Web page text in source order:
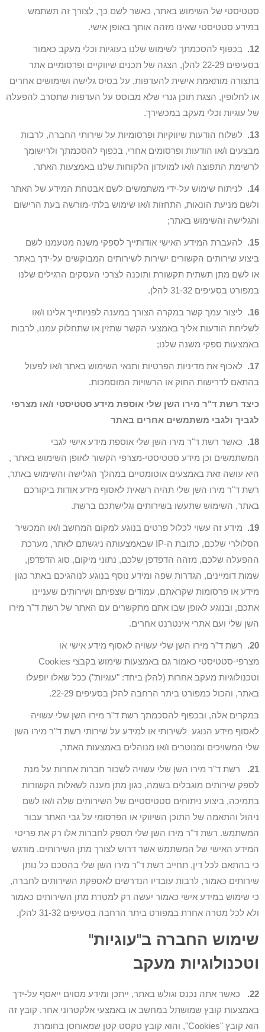
סטטיסטי של השימוש באתר, כאשר לשם כך, לצורך זה תשתמש
במידע סטטיסטי שאינו מזהה אותך באופן אישי.
12.
בכפוף להסכמתך לשימוש שלנו בעוגיות וכלי מעקב כאמור
בסעיפים 22-29 להלן, הצגה של תכנים שיווקיים ופרסומיים אתר
בתצורה מותאמת אישית להעדפות, על בסיס גלישה ושימושים אחרים
או לחלופין, הצגת תוכן גנרי שלא מבוסס על העדפות שתסרב להפעלה
של עוגיות וכלי מעקב במכשירך.
13.
לשלוח הודעות שיווקיות ופרסומיות על שירותי החברה, לרבות
מבצעים ו/או הודעות ופרסומים אחרי, בכפוף להסכמתך ולרישומך
לרשימת התפוצה ו/או למועדון הלקוחות שלנו באמצעות האתר.
14.
לניתוח שימוש על-ידי משתמשים לשם אבטחת המידע של האתר
ולשם מניעת הונאות, התחזות ו/או שימוש בלתי-מורשה בעת הרישום
והגלישה והשימוש באתר;
15.
להעברת המידע האישי אודותייך לספקי משנה מטעמנו לשם
ביצוע שירותים הקשורים ישירות לשירותים המבוקשים על-ידך באתר
או לשם מתן תשתית תקשורת ותוכנה לצרכי העסקים הרגילים שלנו
במפורט בסעיפים 31-32 להלן.
16.
ליצור עמך קשר במקרה הצורך במענה לפניותייך אלינו ו/או
לשליחת הודעות אליך באמצעי הקשר שתזין או שתחלוק עמנו, לרבות
באמצעות ספקי משנה שלנו;
17.
לאכוף את מדיניות הפרטיות ותנאי השימוש באתר ו/או לפעול
בהתאם לדרישות החוק או הרשויות המוסמכות.
כיצד רשת ד"ר מירו השן שלי אוספת מידע סטטיסטי ו/או מצרפי
לגביך ולגבי משתמשים אחרים באתר
18.
כאשר רשת ד"ר מירו השן שלי אוספת מידע אישי לגבי
המשתמשים וכן מידע סטטיסטי-מצרפי הקשור לאופן השימוש באתר ,
היא עושה זאת באמצעים אוטומטיים במהלך הגלישה והשימוש באתר,
רשת ד"ר מירו השן שלי תהיה רשאית לאסוף מידע אודות ביקורכם
באתר, השימוש שתעשו בשירותים וגלישתכם ברשת.
19.
מידע זה עשוי לכלול פרטים בנוגע למקום המחשב ו/או המכשיר
הסלולרי שלכם, כתובת ה-IP שבאמצעותה ניגשתם לאתר, מערכת
ההפעלה שלכם, מזהה הדפדפן שלכם, נתוני מיקום, סוג הדפדפן,
שמות דומיינים, הגדרות שפה ומידע נוסף בנוגע לנוהגיכם באתר כגון
מידע או פרסומות שקראתם, עמודים שצפיתם ושירותים שעניינו
אתכם, ובנוגע לאופן שבו אתם מתקשרים עם האתר של רשת ד"ר מירו
השן שלי ועם אתרי אינטרנט אחרים.
20.
רשת ד"ר מירו השן שלי עשויה לאסוף מידע אישי או
מצרפי-סטטיסטי כאמור גם באמצעות שימוש בקבצי Cookies
וטכנולוגיות מעקב אחרות (להלן ביחד: "עוגיות") ככל שאלו יופעלו
באתר, והכול כמפורט ביתר הרחבה להלן בסעיפים 22-29.
במקרים אלה, ובכפוף להסכמתך רשת ד"ר מירו השן שלי עשויה
לאסוף מידע הנוגע לשירותי או למידע על שירותי רשת ד"ר מירו השן
שלי המשויכים ומנוטרים ו/או מנוהלים באמצעות האתר,
21.
רשת ד"ר מירו השן שלי עשויה לשכור חברות אחרות על מנת
לספק שירותים מוגבלים בשמה, כגון מתן מענה לשאלות הקשורות
בתמיכה, ביצוע ניתוחים סטטיסטיים של השירותים שלה ו/או לשם
ניהול והתאמה של התוכן השיווקי או הפרסומי על גבי האתר עבור
המשתמש. רשת ד"ר מירו השן שלי תספק לחברות אלו רק את פריטי
המידע האישי של המשתמש אשר דרוש לצורך מתן השירותים. מודגש
כי בהתאם לכל דין, תחייב רשת ד"ר מירו השן שלי בהסכם כל נותן
שירותים כאמור, לרבות עובדיו הנדרשים לאספקת השירותים לחברה,
כי שימוש במידע אישי כאמור יעשה רק למטרת מתן השירותים כאמור
ולא לכל מטרה אחרת במפורט ביתר הרחבה בסעיפים 31-32 להלן.
שימוש החברה ב"עוגיות"
וטכנולוגיות מעקב
22.
כאשר אתה נכנס וגולש באתר, ייתכן ומידע מסוים ייאסף על-ידך
באמצעות קובץ שמושתל במחשב או באמצעי אלקטרוני אחר. קובץ זה
הוא קובץ "Cookies", והוא קובץ טקסט קטן שמאוחסן בחומרת